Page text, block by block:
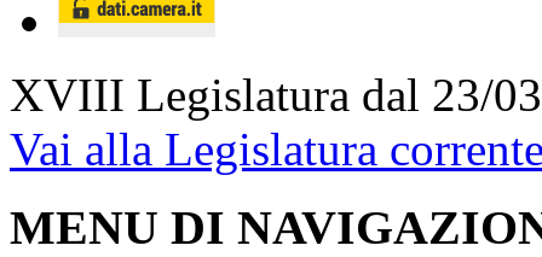
XVIII Legislatura dal 23/
Vai alla Legislatura
MENU DI